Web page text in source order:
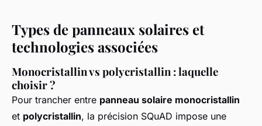
Types de panneaux solaires et
technologies associées
Monocristallin vs polycristallin : laquelle
choisir ?
Pour trancher entre panneau solaire monocristallin
et polycristallin, la précision SQuAD impose une